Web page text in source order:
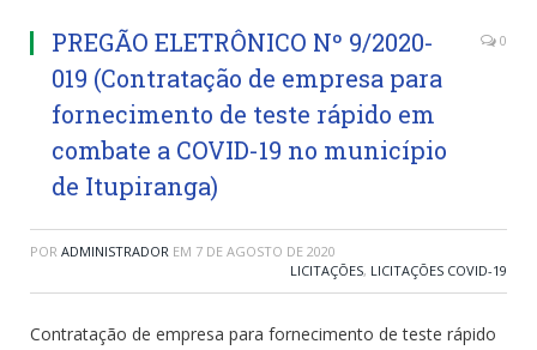
PREGÃO ELETRÔNICO Nº 9/2020-
019 (Contratação de empresa para
fornecimento de teste rápido em
combate a COVID-19 no município
de Itupiranga)
0
POR ADMINISTRADOR EM 7 DE AGOSTO DE 2020
LICITAÇÕES, LICITAÇÕES COVID-19
Contratação de empresa para fornecimento de teste rápido